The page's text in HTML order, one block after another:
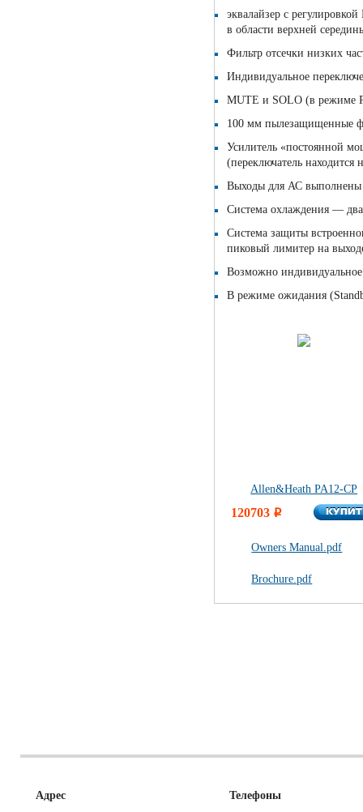
эквалайзер с
в области верхней
Фильтр отсечки низких
Индивидуальное
MUTE и SOLO (в режиме
100 мм пылезащищенные
Усилитель «постоянной
(переключатель находится
Выходы для АС выполнены
Система охлаждения —
Система защиты
пиковый лимитер на
Возможно
В режиме ожидания
Allen&Heath PA12-CP
120703 i
Owners Manual.pdf
Brochure.pdf
Адрес
Телефоны